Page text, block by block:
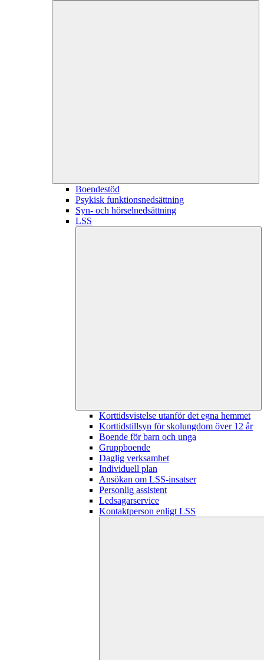
Boendestöd
Psykisk funktionsnedsättning
Syn- och hörselnedsättning
LSS
Korttidsvistelse utanför det egna hemmet
Korttidstillsyn för skolungdom över 12 år
Boende för barn och unga
Gruppboende
Daglig verksamhet
Individuell plan
Ansökan om LSS-insatser
Personlig assistent
Ledsagarservice
Kontaktperson enligt LSS